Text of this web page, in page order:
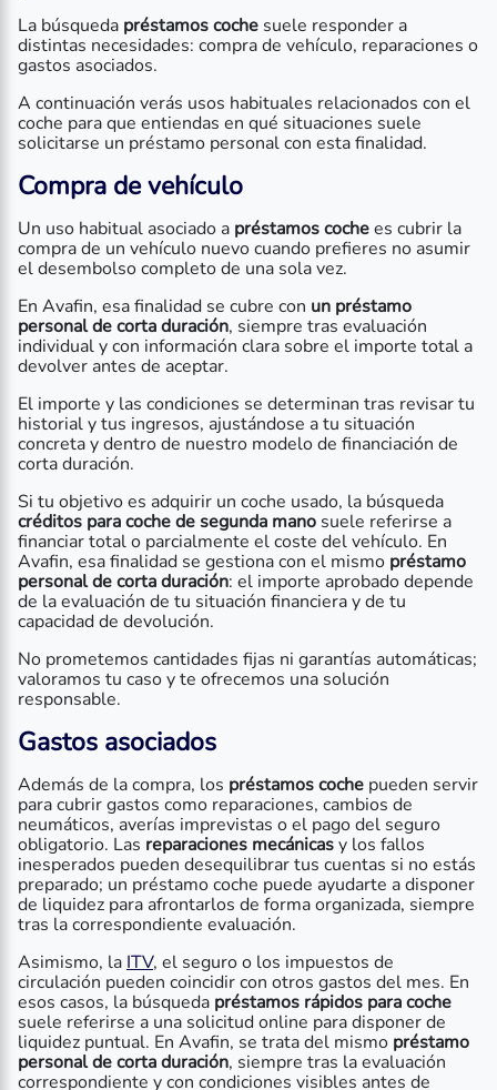
La búsqueda préstamos coche suele responder a
distintas necesidades: compra de vehículo, reparaciones o
gastos asociados.
A continuación verás usos habituales relacionados con el
coche para que entiendas en qué situaciones suele
solicitarse un préstamo personal con esta finalidad.
Compra de vehículo
Un uso habitual asociado a préstamos cochees cubrir la
compra de un vehículo nuevo cuando prefieres no asumir
el desembolso completo de una sola vez.
En Avafin, esa finalidad se cubre con un préstamo
personal de corta duración, siempre tras evaluación
individual y con información clara sobre el importe total a
devolver antes de aceptar.
El importe y las condiciones se determinan tras revisar tu
historial y tus ingresos, ajustándose a tu situación
concreta y dentro de nuestro modelo de financiación de
corta duración.
Si tu objetivo es adquirir un coche usado, la búsqueda
créditos para coche de segunda mano suele referirse a
financiar total o parcialmente el coste del vehículo. En
Avafin, esa finalidad se gestiona con el mismo préstamo
personal de corta duración: el importe aprobado depende
de la evaluación de tu situación financiera y de tu
capacidad de devolución.
No prometemos cantidades fijas ni garantías automáticas;
valoramos tu caso y te ofrecemos una solución
responsable.
Gastos asociados
Además de la compra, los préstamos coche pueden servir
para cubrir gastos como reparaciones, cambios de
neumáticos, averías imprevistas o el pago del seguro
obligatorio. Las reparaciones mecánicasy los fallos
inesperados pueden desequilibrar tus cuentas si no estás
preparado; un préstamo coche puede ayudarte a disponer
de liquidez para afrontarlos de forma organizada, siempre
tras la correspondiente evaluación.
Asimismo, la ITV, el seguro o los impuestos de
circulación pueden coincidir con otros gastos del mes. En
esos casos, la búsqueda préstamos rápidos para coche
suele referirse a una solicitud online para disponer de
liquidez puntual. En Avafin, se trata del mismo préstamo
personal de corta duración, siempre tras la evaluación
correspondiente y con condiciones visibles antes de